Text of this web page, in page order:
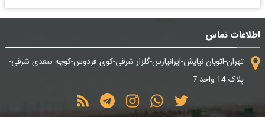
اطلاعات تماس
تهران-اتوبان نیایش-ایرانپارس-گلزار شرقی-کوی فردوس-کوچه سعدی شرقی-
پلاک 14 واحد 7